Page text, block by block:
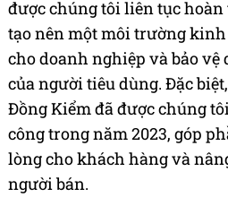
được chúng tôi liên tục
tạo nên một môi trường
cho doanh nghiệp và bảo
của người tiêu dùng. Đặc
Đồng Kiểm đã được chúng
công trong năm 2023, góp
lòng cho khách hàng và
người bán.